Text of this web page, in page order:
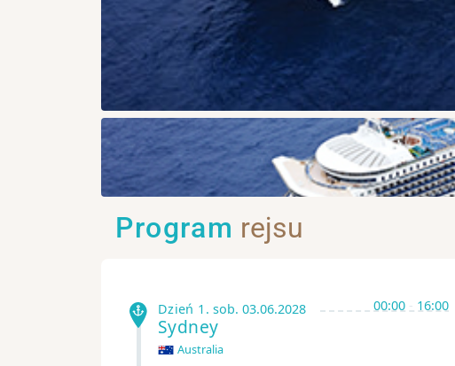
Program rejsu
00:00 - 16:00
Dzień 1 . sob. 03.06.2028
Sydney
Australia